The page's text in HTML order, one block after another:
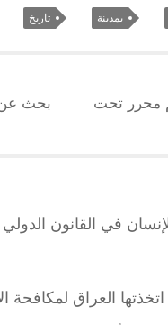
بمدينة تاريخ
محرر تحت
بحث عن
في القانون الدولي
اتخذتها العراق لمكافحة